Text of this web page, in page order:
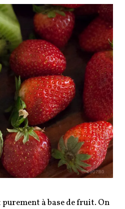
à base de fruit. On